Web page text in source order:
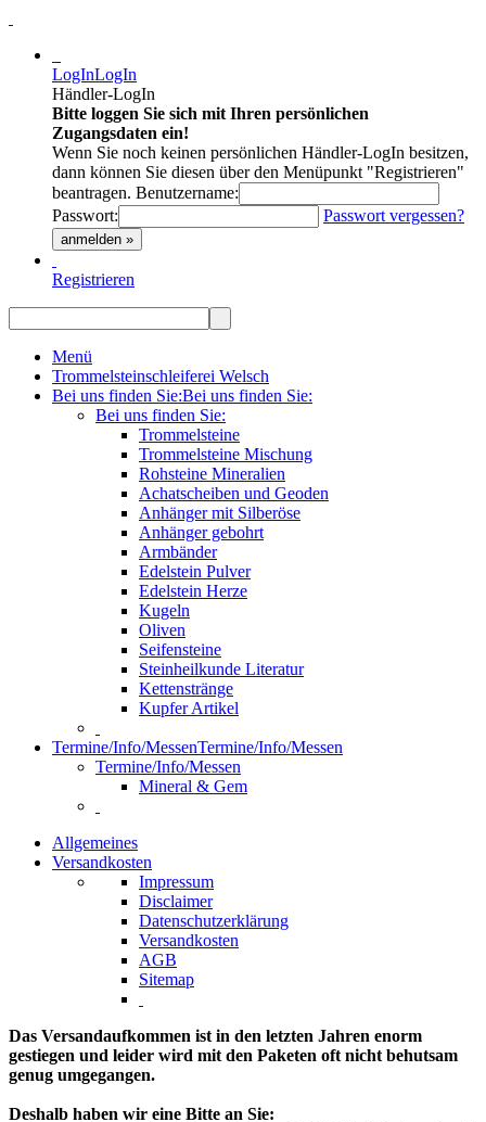
LogInLogIn
Händler-LogIn
Bitte loggen Sie sich mit Ihren persönlichen
Zugangsdaten ein!
Wenn Sie noch keinen persönlichen Händler-LogIn besitzen,
dann können Sie diesen über den Menüpunkt "Registrieren"
beantragen. Benutzername:
Passwort:
Passwort vergessen?
anmelden »
Registrieren
Menü
Trommelsteinschleiferei Welsch
Bei uns finden Sie:Bei uns finden Sie:
Bei uns finden Sie:
Trommelsteine
Trommelsteine Mischung
Rohsteine Mineralien
Achatscheiben und Geoden
Anhänger mit Silberöse
Anhänger gebohrt
Armbänder
Edelstein Pulver
Edelstein Herze
Kugeln
Oliven
Seifensteine
Steinheilkunde Literatur
Kettenstränge
Kupfer Artikel
Termine/Info/MessenTermine/Info/Messen
Termine/Info/Messen
Mineral & Gem
Allgemeines
Versandkosten
Impressum
Disclaimer
Datenschutzerklärung
Versandkosten
AGB
Sitemap
Das Versandaufkommen ist in den letzten Jahren enorm
gestiegen und leider wird mit den Paketen oft nicht behutsam
genug umgegangen.
Deshalb haben wir eine Bitte an Sie: